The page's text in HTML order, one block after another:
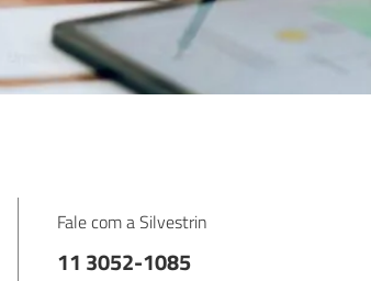
Fale com a Silvestrin
11 3052-1085